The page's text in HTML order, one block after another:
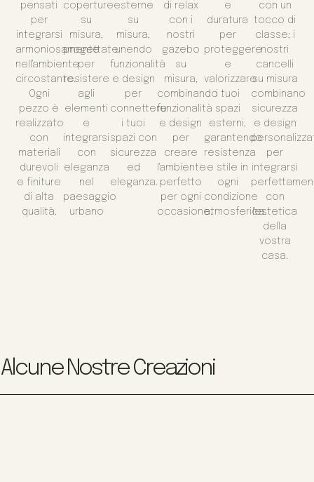
pensati
per
integrarsi
armoniosamente
nell'ambiente
circostante.
Ogni
pezzo è
realizzato
con
materiali
durevoli
e finiture
di alta
qualità.
coperture
su
misura,
progettate
per
resistere
agli
elementi
e
integrarsi
con
eleganza
nel
paesaggio
urbano
esterne
su
misura,
unendo
funzionalità
e design
per
connettere
i tuoi
spazi con
sicurezza
ed
eleganza.
di relax
con i
nostri
gazebo
su
misura,
combinando
funzionalità
e design
per
creare
l'ambiente
perfetto
per ogni
occasione.
e
duratura
per
proteggere
e
valorizzare
i tuoi
spazi
esterni,
garantendo
resistenza
e stile in
ogni
condizione
atmosferica.
con un
tocco di
classe; i
nostri
cancelli
su misura
combinano
sicurezza
e design
per
integrarsi
con
l'estetica
della
vostra
casa.
Alcune Nostre Creazioni